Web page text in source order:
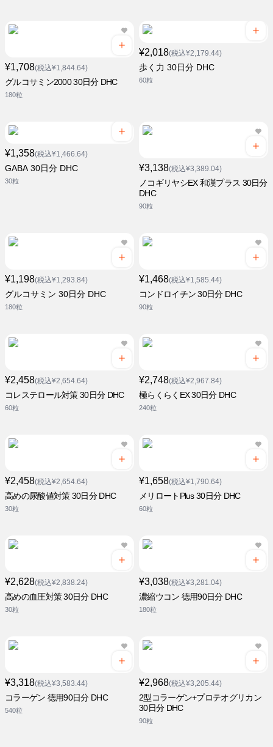
¥1,708(税込¥1,844.64)
グルコサミン2000 30日分 DHC
180粒
¥2,018(税込¥2,179.44)
歩く力 30日分 DHC
60粒
¥1,358(税込¥1,466.64)
GABA 30日分 DHC
30粒
¥3,138(税込¥3,389.04)
ノコギリヤシEX 和漢プラス 30日分
DHC
90粒
¥1,198(税込¥1,293.84)
グルコサミン 30日分 DHC
180粒
¥1,468(税込¥1,585.44)
コンドロイチン 30日分 DHC
90粒
¥2,458(税込¥2,654.64)
コレステロール対策 30日分 DHC
60粒
¥2,748(税込¥2,967.84)
極らくらくEX 30日分 DHC
240粒
¥2,458(税込¥2,654.64)
高めの尿酸値対策 30日分 DHC
30粒
¥1,658(税込¥1,790.64)
メリロートPlus 30日分 DHC
60粒
¥2,628(税込¥2,838.24)
高めの血圧対策 30日分 DHC
30粒
¥3,038(税込¥3,281.04)
濃縮ウコン 徳用90日分 DHC
180粒
¥3,318(税込¥3,583.44)
コラーゲン 徳用90日分 DHC
540粒
¥2,968(税込¥3,205.44)
2型コラーゲン+プロテオグリカン
30日分 DHC
90粒